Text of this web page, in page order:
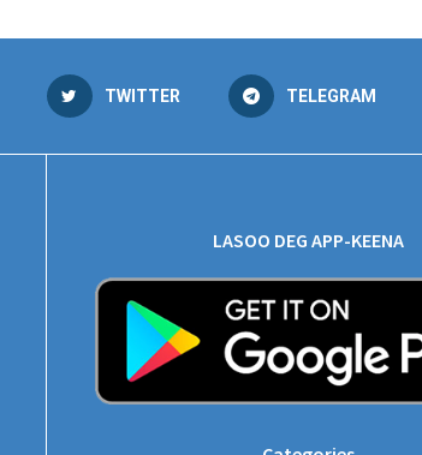
TWITTER TELEGRAM
LASOO DEG APP-KEENA